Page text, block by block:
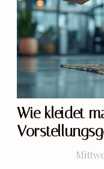
Wie kleidet